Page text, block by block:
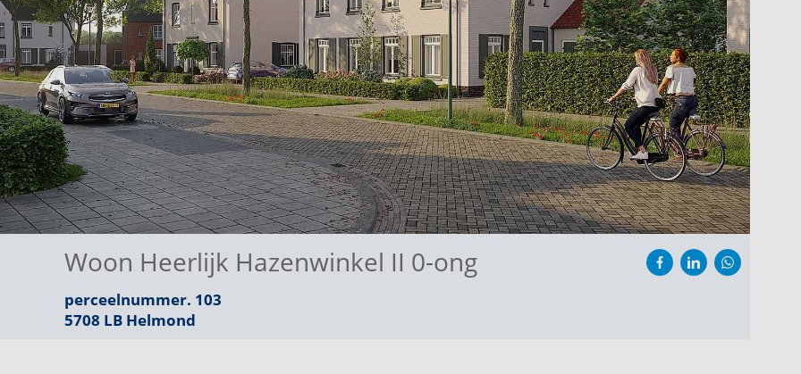
Woon Heerlijk Hazenwinkel II 0-ong
perceelnummer. 103
5708 LB Helmond